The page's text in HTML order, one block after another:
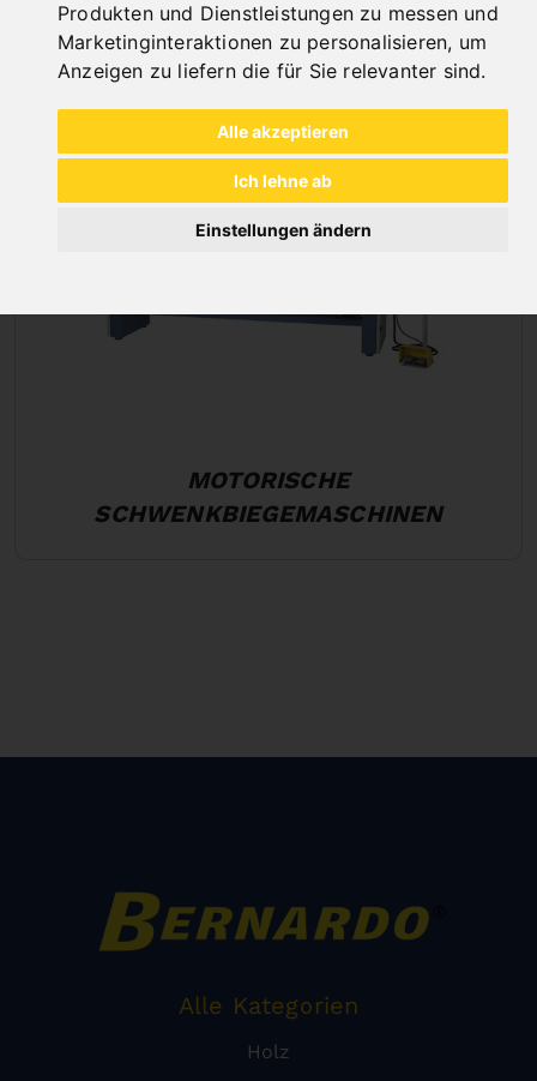
Produkten und Dienstleistungen zu messen und
Marketinginteraktionen zu personalisieren, um
Anzeigen zu liefern die für Sie relevanter sind.
Alle akzeptieren
Ich lehne ab
Einstellungen ändern
SEGM. OBER-,UN
MOTORISCHE
SCHWENKBIEGEMASCHINEN
Alle Kategorien
Holz